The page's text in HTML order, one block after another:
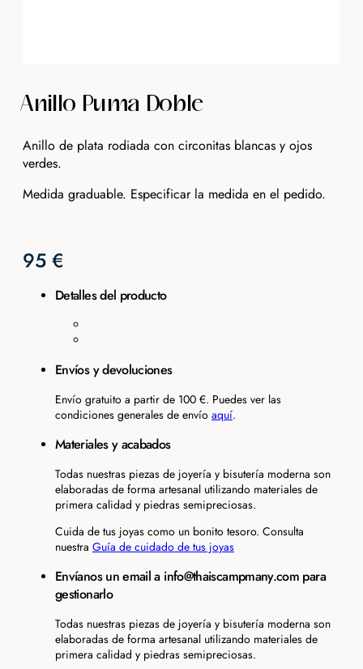
Anillo Puma Doble
Anillo de plata rodiada con circonitas blancas y ojos
verdes.
Medida graduable. Especificar la medida en el pedido.
95 €
Detalles del producto
Envíos y devoluciones
Envío gratuito a partir de 100 €. Puedes ver las
condiciones generales de envío aquí.
Materiales y acabados
Todas nuestras piezas de joyería y bisutería moderna son
elaboradas de forma artesanal utilizando materiales de
primera calidad y piedras semipreciosas.
Cuida de tus joyas como un bonito tesoro. Consulta
nuestra Guía de cuidado de tus joyas
Envíanos un email a info@thaiscampmany.com para
gestionarlo
Todas nuestras piezas de joyería y bisutería moderna son
elaboradas de forma artesanal utilizando materiales de
primera calidad y piedras semipreciosas.